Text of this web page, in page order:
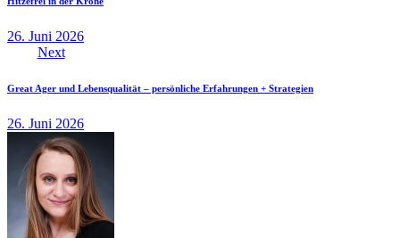
26. Juni 2026
Next
Great Ager und Lebensqualität – persönliche Erfahrungen + Strategien
26. Juni 2026